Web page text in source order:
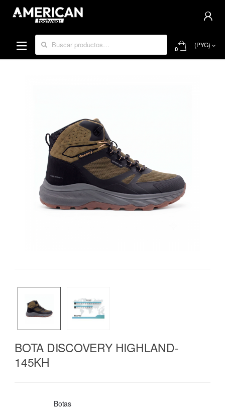
Buscar por:
0 (PYG)
BOTA DISCOVERY HIGHLAND-
145KH
Botas